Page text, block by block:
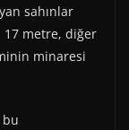
sahınlar
metre, diğer
minaresi